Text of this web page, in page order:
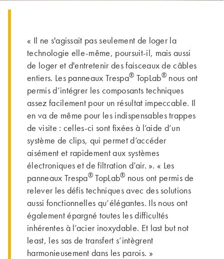
« Il ne s'agissait pas seulement de loger la
technologie elle-même, poursuit-il, mais aussi
de loger et d'entretenir des faisceaux de câbles
entiers. Les panneaux Trespa® TopLab®nous ont
permis d’intégrer les composants techniques
assez facilement pour un résultat impeccable. Il
en va de même pour les indispensables trappes
de visite : celles-ci sont fixées à l’aide d’un
système de clips, qui permet d’accéder
aisément et rapidement aux systèmes
électroniques et de filtration d’air. ». « Les
panneaux Trespa® TopLab® nous ont permis de
relever les défis techniques avec des solutions
aussi fonctionnelles qu’élégantes. Ils nous ont
également épargné toutes les difficultés
inhérentes à l’acier inoxydable. Et last but not
least, les sas de transfert s’intègrent
harmonieusement dans les parois. »